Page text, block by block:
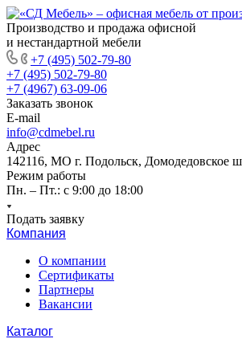
Производство и продажа офисной
и нестандартной мебели
+7 (495) 502-79-80
+7 (495) 502-79-80
+7 (4967) 63-09-06
Заказать звонок
E-mail
info@cdmebel.ru
Адрес
142116, МО г. Подольск, Домодедовское
Режим работы
Пн. – Пт.: с 9:00 до 18:00
Подать заявку
Компания
О компании
Сертификаты
Партнеры
Вакансии
Каталог